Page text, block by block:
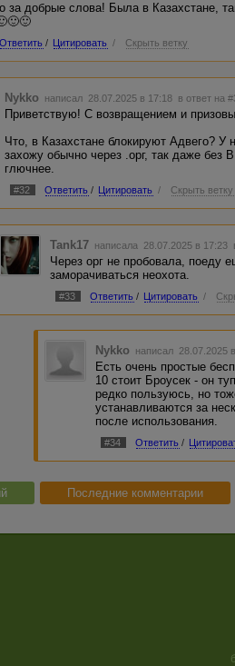
за добрые слова! Была в Казахстане,
Ответить / Цитировать / Скрыть ветку
Nykko написал 28.07.2025 в 17:18 в ответ на
Приветствую! С возвращением и
Что, в Казахстане блокируют Адвего?
захожу обычно через .орг, так даже без
глючнее.
#32 Ответить / Цитировать / Скрыть ветку
Tank17 написала 28.07.2025 в 17:23
Через орг не пробовала, поеду
заморачиваться неохота.
#33 Ответить / Цитировать /
Nykko написал 28.07.2025
Есть очень простые
10 стоит Броусек - он
редко пользуюсь, но
устанавливаются за
после использования.
#34 Ответить /
Последние комментарии